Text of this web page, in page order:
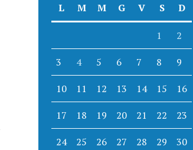
L
M M G V S D
1 2
3 4 5 6 7 8 9
10 11 12 13 14 15 16
17 18 19 20 21 22 23
24 25 26 27 28 29 30